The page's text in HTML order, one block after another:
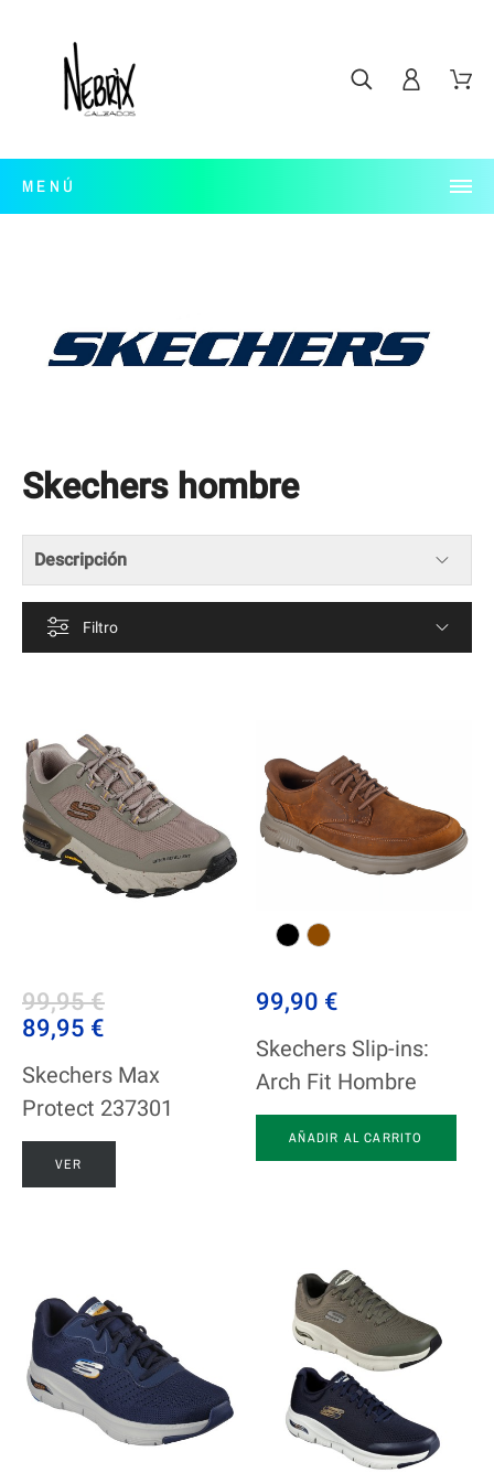
MENÚ
Skechers hombre
Descripción
Filtro
99,95 €
89,95 €
Skechers Max
Protect 237301
VER
99,90 €
Skechers Slip-ins:
Arch Fit Hombre
AÑADIR AL CARRITO